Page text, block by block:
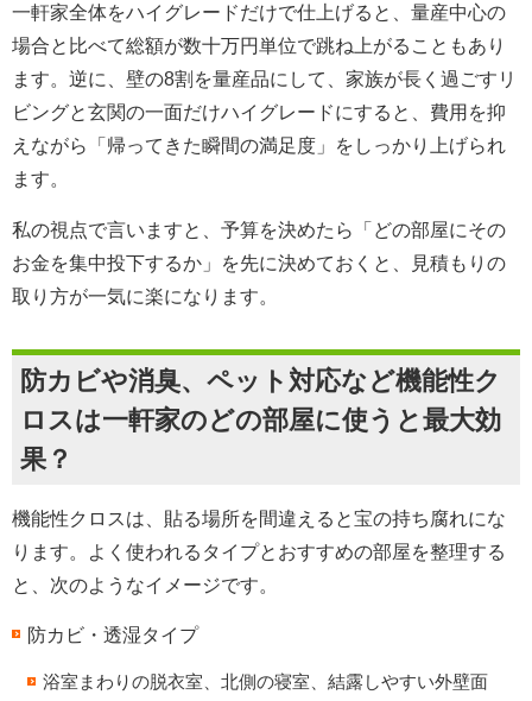
一軒家全体をハイグレードだけで仕上げると、量産中心の
場合と比べて総額が数十万円単位で跳ね上がることもあり
ます。逆に、壁の8割を量産品にして、家族が長く過ごすリ
ビングと玄関の一面だけハイグレードにすると、費用を抑
えながら「帰ってきた瞬間の満足度」をしっかり上げられ
ます。
私の視点で言いますと、予算を決めたら「どの部屋にその
お金を集中投下するか」を先に決めておくと、見積もりの
取り方が一気に楽になります。
防カビや消臭、ペット対応など機能性ク
ロスは一軒家のどの部屋に使うと最大効
果？
機能性クロスは、貼る場所を間違えると宝の持ち腐れにな
ります。よく使われるタイプとおすすめの部屋を整理する
と、次のようなイメージです。
防カビ・透湿タイプ
浴室まわりの脱衣室、北側の寝室、結露しやすい外壁面